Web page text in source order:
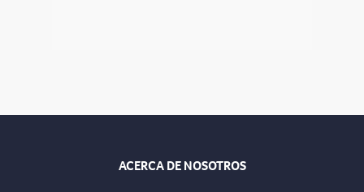
ACERCA DE NOSOTROS